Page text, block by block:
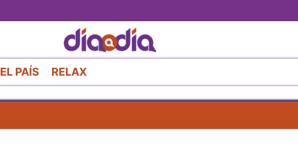
al
contenido
principal
EL PAÍS RELAX